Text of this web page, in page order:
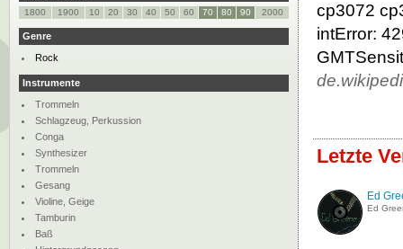
cp3072
intError:
Letzte
Ed
Ed
1800 1900 10 20 30 40 50 60 70 80 90 2000
Genre
Rock
Instrumente
Trommeln
Schlagzeug, Perkussion
Conga
Synthesizer
Trommeln
Gesang
Violine, Geige
Tamburin
Baß